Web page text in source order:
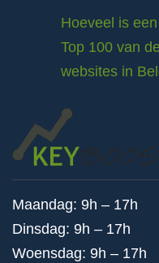
Hoeveel is
Top 100 van
websites in
Maandag: 9h – 17h
Dinsdag: 9h – 17h
Woensdag: 9h – 17h